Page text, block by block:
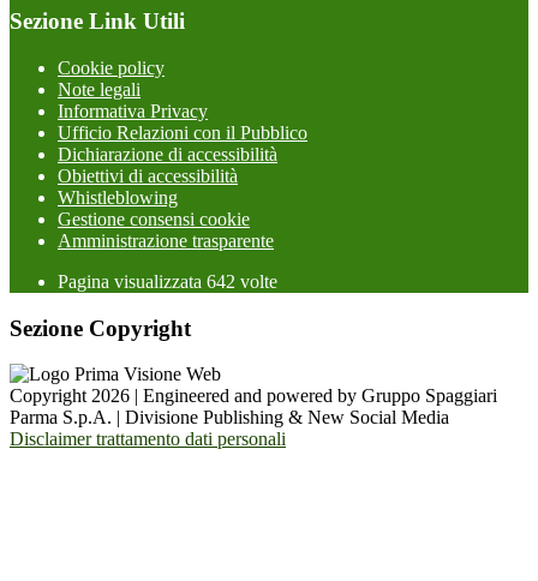
Sezione Link Utili
Cookie policy
Note legali
Informativa Privacy
Ufficio Relazioni con il Pubblico
Dichiarazione di accessibilità
Obiettivi di accessibilità
Whistleblowing
Gestione consensi cookie
Amministrazione trasparente
Pagina visualizzata 642 volte
Sezione Copyright
Copyright 2026 | Engineered and powered by Gruppo Spaggiari
Parma S.p.A. | Divisione Publishing & New Social Media
Disclaimer trattamento dati personali